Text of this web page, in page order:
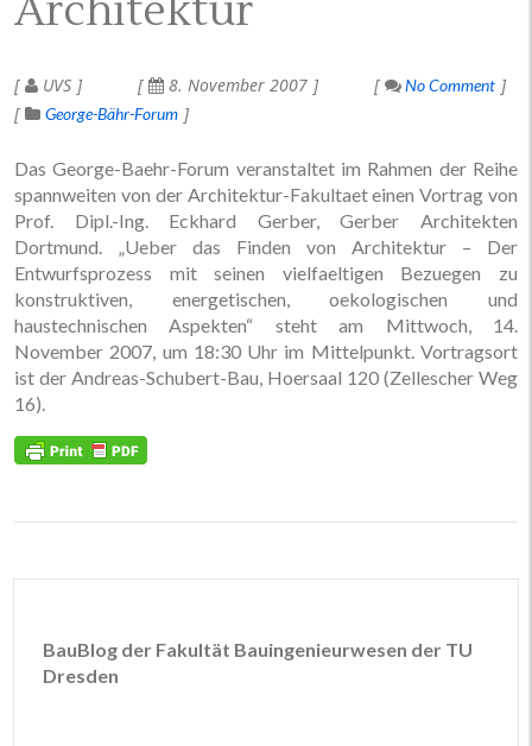
Architektur
UVS 8. November 2007
No Comment
George-Bähr-Forum
Das George-Baehr-Forum veranstaltet im Rahmen der Reihe
spannweiten von der Architektur-Fakultaet einen Vortrag von
Prof. Dipl.-Ing. Eckhard Gerber, Gerber Architekten
Dortmund. „Ueber das Finden von Architektur – Der
Entwurfsprozess mit seinen vielfaeltigen Bezuegen zu
konstruktiven, energetischen, oekologischen und
haustechnischen Aspekten“ steht am Mittwoch, 14.
November 2007, um 18:30 Uhr im Mittelpunkt. Vortragsort
ist der Andreas-Schubert-Bau, Hoersaal 120 (Zellescher Weg
16).
BauBlog der Fakultät Bauingenieurwesen der TU
Dresden